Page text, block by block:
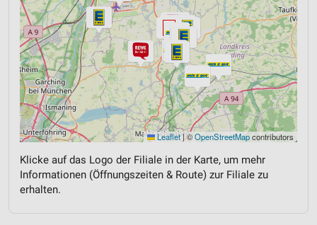
Leaflet|©OpenStreetMapcontributors
Klicke auf das Logo der Filiale in der Karte, um mehr
Informationen (Öffnungszeiten & Route) zur Filiale zu
erhalten.